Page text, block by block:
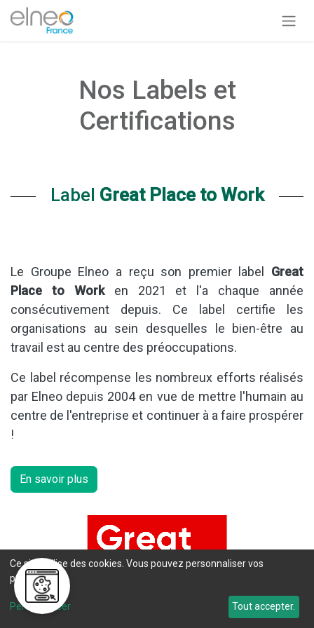
Nos Labels et
Certifications
Label Great Place to Work
Le Groupe Elneo a reçu son premier label Great
Place to Work en 2021 et l'a chaque année
consécutivement depuis. Ce label certifie les
organisations au sein desquelles le bien-être au
travail est au centre des préoccupations.
Ce label récompense les nombreux efforts réalisés
par Elneo depuis 2004 en vue de mettre l'humain au
centre de l'entreprise et continuer à a faire prospérer
!
En savoir plus
Ce site utilise des cookies. Vous pouvez personnaliser vos
préférences.
Personnaliser Tout accepter.